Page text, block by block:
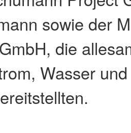
sowie der
die
Wasser